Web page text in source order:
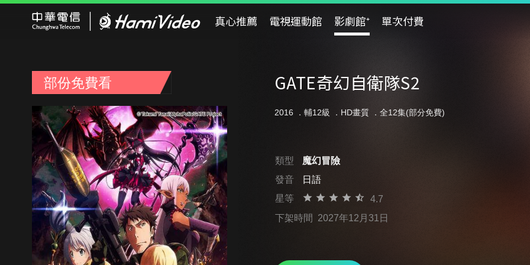
真心推薦 電視運動館 影劇館⁺ 單次付費
部份免費看 GATE奇幻自衛隊S2
2016 ． 輔12級 ．HD畫質 ．全12集(部分免費)
類型
魔幻冒險
發音
日語
星等
4.7
下架時間 2027年12月31日